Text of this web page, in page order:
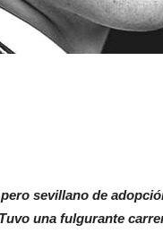
sevillano de
una fulgurante